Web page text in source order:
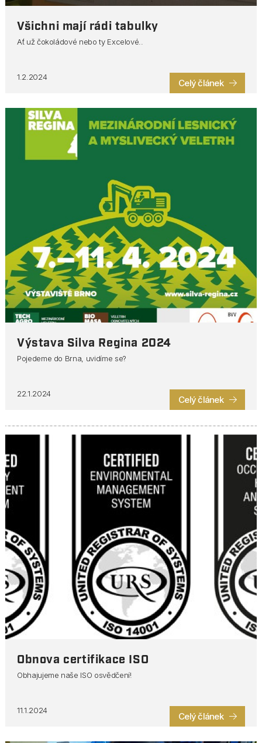
Všichni mají rádi tabulky
Ať už čokoládové nebo ty Excelové..
1.2.2024
Celý článek
Výstava Silva Regina 2024
Pojedeme do Brna, uvidíme se?
22.1.2024
Celý článek
Obnova certifikace ISO
Obhajujeme naše ISO osvědčení!
11.1.2024
Celý článek